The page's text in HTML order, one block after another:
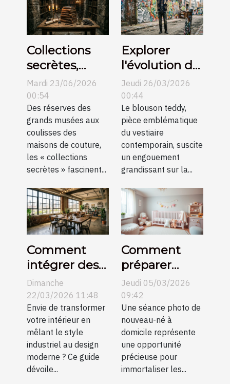
Collections
secrètes,
histoires
méconnues
Mardi 23/06/2026
00:54
Des réserves des
grands musées aux
coulisses des
maisons de couture,
les « collections
secrètes » fascinent...
Explorer
l'évolution du
blouson
teddy dans la
mode
mondiale
Jeudi 26/03/2026
00:44
Le blouson teddy,
pièce emblématique
du vestiaire
contemporain, suscite
un engouement
grandissant sur la...
Comment
intégrer des
meubles
industriels
dans un
décor
moderne ?
Dimanche
22/03/2026 11:48
Envie de transformer
votre intérieur en
mêlant le style
industriel au design
moderne ? Ce guide
dévoile...
Comment
préparer
votre maison
pour une
séance photo
de nouveau-
né?
Jeudi 05/03/2026
09:42
Une séance photo de
nouveau-né à
domicile représente
une opportunité
précieuse pour
immortaliser les...